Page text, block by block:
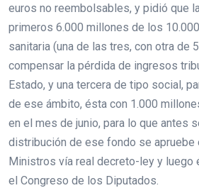
euros no reembolsables, y pidió que
primeros 6.000 millones de los
sanitaria (una de las tres, con otra de
compensar la pérdida de ingresos
Estado, y una tercera de tipo social,
de ese ámbito, ésta con 1.000
en el mes de junio, para lo que antes
distribución de ese fondo se apruebe
Ministros vía real decreto-ley y luego
el Congreso de los Diputados.